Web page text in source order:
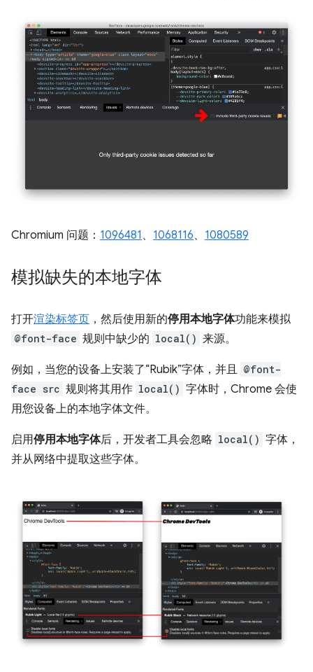
Chromium 问题： 1096481 、 1068116、 1080589
模拟缺失的本地字体
打开渲染标签页 ，然后使用新的停用本地字体功能来模拟
@font-face 规则中缺少的 local() 来源。
例如，当您的设备上安装了“Rubik”字体，并且
@font-
face src 规则将其用作 local() 字体时，Chrome 会使
用您设备上的本地字体文件。
启用停用本地字体后，开发者工具会忽略 local() 字体，
并从网络中提取这些字体。